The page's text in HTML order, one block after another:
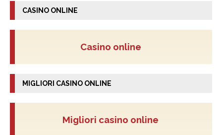
CASINO ONLINE
Casino online
MIGLIORI CASINO ONLINE
Migliori casino online